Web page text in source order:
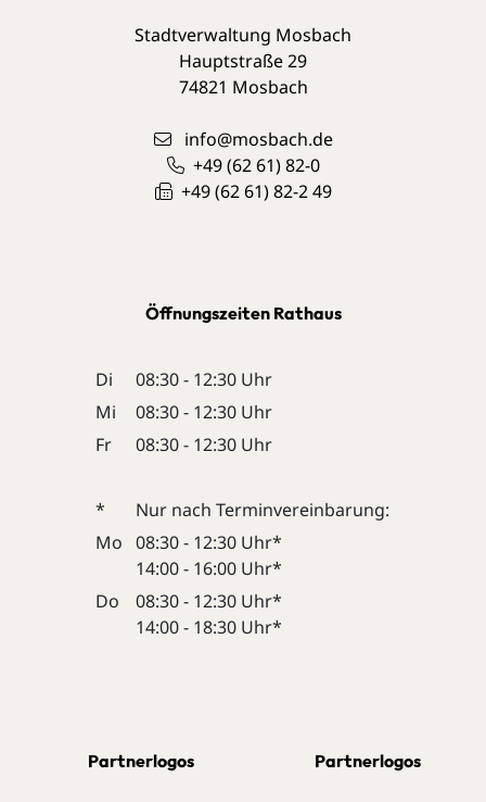
Stadtverwaltung Mosbach
Hauptstraße 29
74821 Mosbach
info@mosbach.de
+49 (62 61) 82-0
+49 (62 61) 82-2 49
Öffnungszeiten Rathaus
Di
08:30 - 12:30 Uhr
Mi
08:30 - 12:30 Uhr
Fr
08:30 - 12:30 Uhr
*
Nur nach Terminvereinbarung:
Mo 08:30 - 12:30 Uhr*
14:00 - 16:00 Uhr*
Do
08:30 - 12:30 Uhr*
14:00 - 18:30 Uhr*
Partnerlogos Partnerlogos